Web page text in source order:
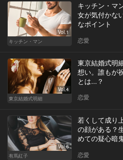
Vol.1
キッチン・マン
キッチン・マ
女が気付かな
なポイント
恋愛
Vol.4
東京結婚式明細
東京結婚式明
想い。誰もが
とは...？
恋愛
Vol.6
有馬紅子
若くして成り
の顔がある？
めての疑心暗
恋愛